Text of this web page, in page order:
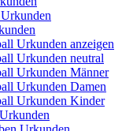
Urkunden anzeigen
Urkunden neutral
Urkunden Männer
Urkunden Damen
Urkunden Kinder